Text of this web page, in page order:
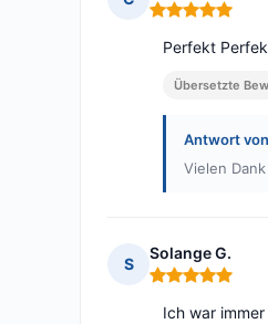
Hinweis: 5 von 5
Perfekt
Übersetzte
Antwort
Vielen
S
Solange G.
Hinweis: 5 von 5
Ich war